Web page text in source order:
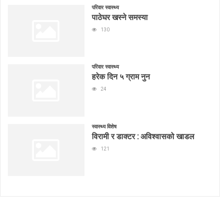
परिवार स्वास्थ्य
पाठेघर खस्ने समस्या
130
परिवार स्वास्थ्य
हरेक दिन ५ ग्राम नुन
24
स्वास्थ्य विशेष
विरामी र डाक्टर : अविश्वासको खाडल
121